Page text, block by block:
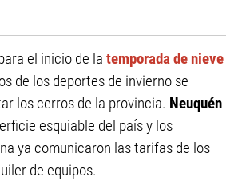
el inicio de la temporada de nieve
de los deportes de invierno se
los cerros de la provincia. Neuquén
esquiable del país y los
ya comunicaron las tarifas de los
de equipos.